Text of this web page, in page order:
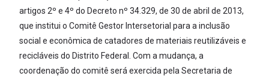
artigos 2º e 4º do Decreto nº 34.329, de 30 de abril de 2013,
que institui o Comitê Gestor Intersetorial para a inclusão
social e econômica de catadores de materiais reutilizáveis e
recicláveis do Distrito Federal. Com a mudança, a
coordenação do comitê será exercida pela Secretaria de